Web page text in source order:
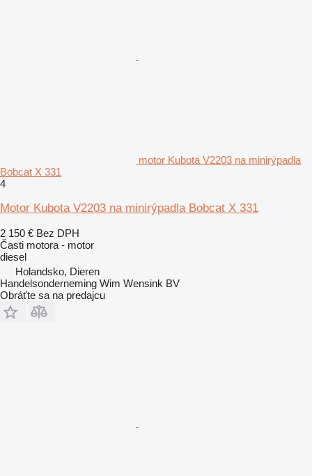
motor Kubota V2203 na minirýpadla
Bobcat X 331
4
Motor Kubota V2203 na minirýpadla Bobcat X 331
2 150 € Bez DPH
Časti motora - motor
diesel
Holandsko, Dieren
Handelsonderneming Wim Wensink BV
Obráťte sa na predajcu